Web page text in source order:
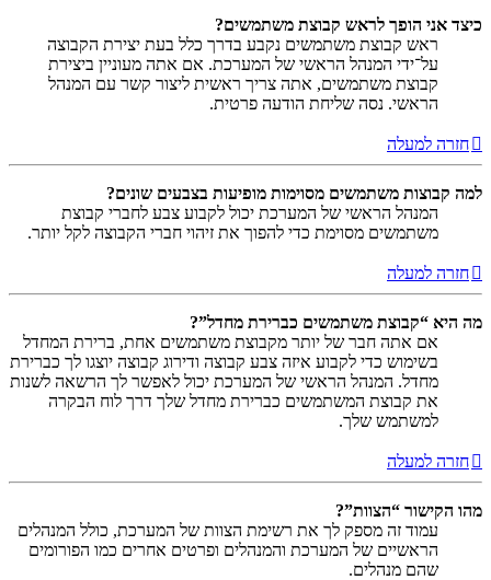
כיצד אני הופך לראש קבוצת משתמשים?
ראש קבוצת משתמשים נקבע בדרך כלל בעת יצירת הקבוצה
על־ידי המנהל הראשי של המערכת. אם אתה מעוניין ביצירת
קבוצת משתמשים, אתה צריך ראשית ליצור קשר עם המנהל
הראשי. נסה שליחת הודעה פרטית.
חזרה למעלה
למה קבוצות משתמשים מסוימות מופיעות בצבעים שונים?
המנהל הראשי של המערכת יכול לקבוע צבע לחברי קבוצת
משתמשים מסוימת כדי להפוך את זיהוי חברי הקבוצה לקל יותר.
חזרה למעלה
מה היא “קבוצת משתמשים כברירת מחדל”?
אם אתה חבר של יותר מקבוצת משתמשים אחת, ברירת המחדל
בשימוש כדי לקבוע איזה צבע קבוצה ודירוג קבוצה יוצגו לך כברירת
מחדל. המנהל הראשי של המערכת יכול לאפשר לך הרשאה לשנות
את קבוצת המשתמשים כברירת מחדל שלך דרך לוח הבקרה
למשתמש שלך.
חזרה למעלה
מהו הקישור “הצוות”?
עמוד זה מספק לך את רשימת הצוות של המערכת, כולל המנהלים
הראשיים של המערכת והמנהלים ופרטים אחרים כמו הפורומים
שהם מנהלים.